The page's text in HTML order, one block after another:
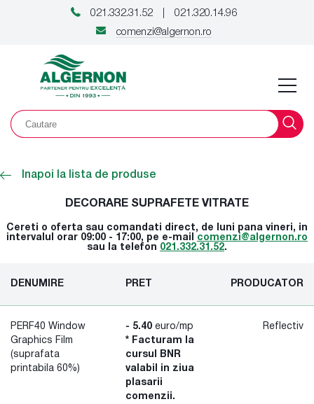
021.332.31.52
021.320.14.96
comenzi@algernon.ro
Inapoi la lista de produse
DECORARE SUPRAFETE VITRATE
Cereti o oferta sau comandati direct, de luni pana vineri, in
intervalul orar 09:00 - 17:00, pe e-mail comenzi@algernon.ro
sau la telefon 021.332.31.52.
DENUMIRE PRET PRODUCATOR
PERF40 Window
Graphics Film
(suprafata
printabila 60%)
- 5.40 euro/mp
* Facturam la
cursul BNR
valabil in ziua
plasarii
comenzii.
Reflectiv